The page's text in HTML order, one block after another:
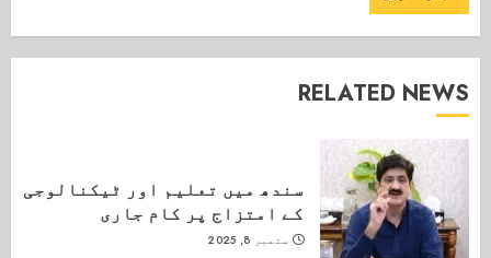
RELATED NEWS
سندھ میں تعلیم اور ٹیکنالوجی
کے امتزاج پر کام جاری
ستمبر 8, 2025